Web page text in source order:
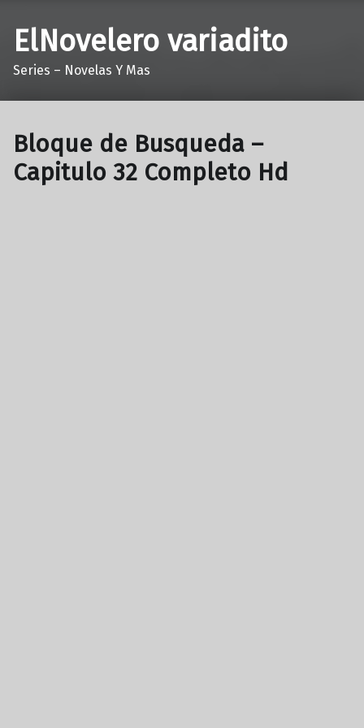
ElNovelero variadito
Series – Novelas Y Mas
Bloque de Busqueda –
Capitulo 32 Completo Hd